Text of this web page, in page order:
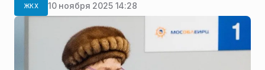
ЖКХ 10 ноября 2025 14:28